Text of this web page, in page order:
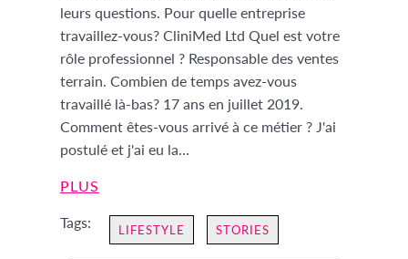
leurs questions. Pour quelle entreprise
travaillez-vous? CliniMed Ltd Quel est votre
rôle professionnel ? Responsable des ventes
terrain. Combien de temps avez-vous
travaillé là-bas? 17 ans en juillet 2019.
Comment êtes-vous arrivé à ce métier ? J'ai
postulé et j'ai eu la...
PLUS
Tags: LIFESTYLE STORIES